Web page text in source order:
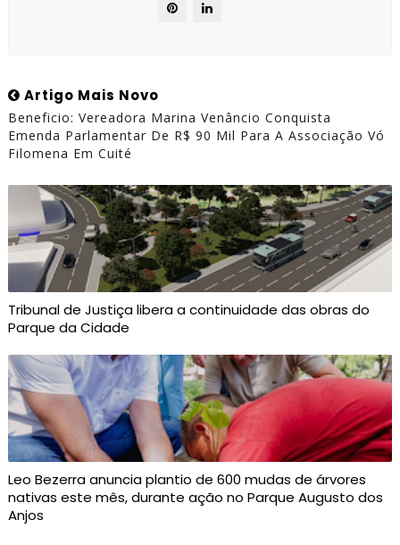
Artigo Mais Novo
Beneficio: Vereadora Marina Venâncio Conquista
Emenda Parlamentar De R$ 90 Mil Para A Associação Vó
Filomena Em Cuité
Tribunal de Justiça libera a continuidade das obras do
Parque da Cidade
Leo Bezerra anuncia plantio de 600 mudas de árvores
nativas este mês, durante ação no Parque Augusto dos
Anjos